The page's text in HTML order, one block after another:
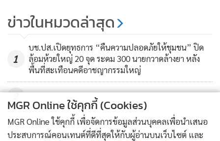
ข่าวในหมวดล่าสุด
1
บช.ปส.เปิดยุทธการ “คืนความปลอดภัยให้ชุมชน” ปิด
ล้อมห้วยใหญ่ 20 จุด ระดม 300 นายกวาดล้างยา หลัง
พื้นที่สะเทือนคดีอาชญากรรมใหญ่
2
3
ระทึก! เก๋งพุ่งชนศูนย์พัฒนาเด็กเล็กเมืองกาญจน์ เด็ก
บาดเจ็บ 15 ราย ตำรวจเร่งสอบคนขับ
MGR Online ใช้คุกกี้ (Cookies)
MGR Online ใช้คุกกี้ เพื่อจัดการข้อมูลส่วนบุคคลเพื่อนำเสนอ
ประสบการณ์คอนเทนต์ที่ดีที่สุดให้กับผู้อ่านบนเว็บไซต์ และ